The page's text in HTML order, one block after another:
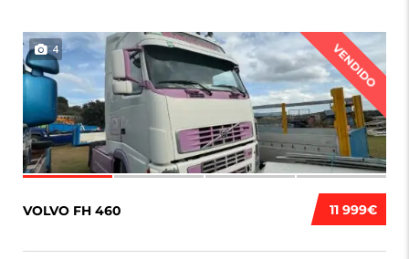
VENDIDO
4
11 999€
VOLVO FH 460